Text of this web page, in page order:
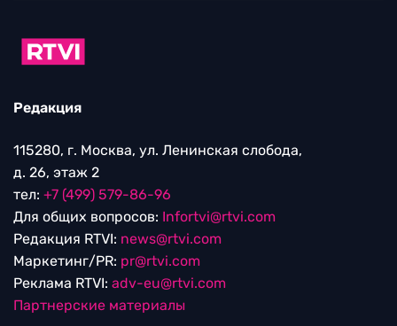
Редакция
115280, г. Москва, ул. Ленинская слобода,
д. 26, этаж 2
тел: +7 (499) 579-86-96
Для общих вопросов: Infortvi@rtvi.com
Редакция RTVI: news@rtvi.com
Маркетинг/PR: pr@rtvi.com
Реклама RTVI: adv-eu@rtvi.com
Партнерские материалы